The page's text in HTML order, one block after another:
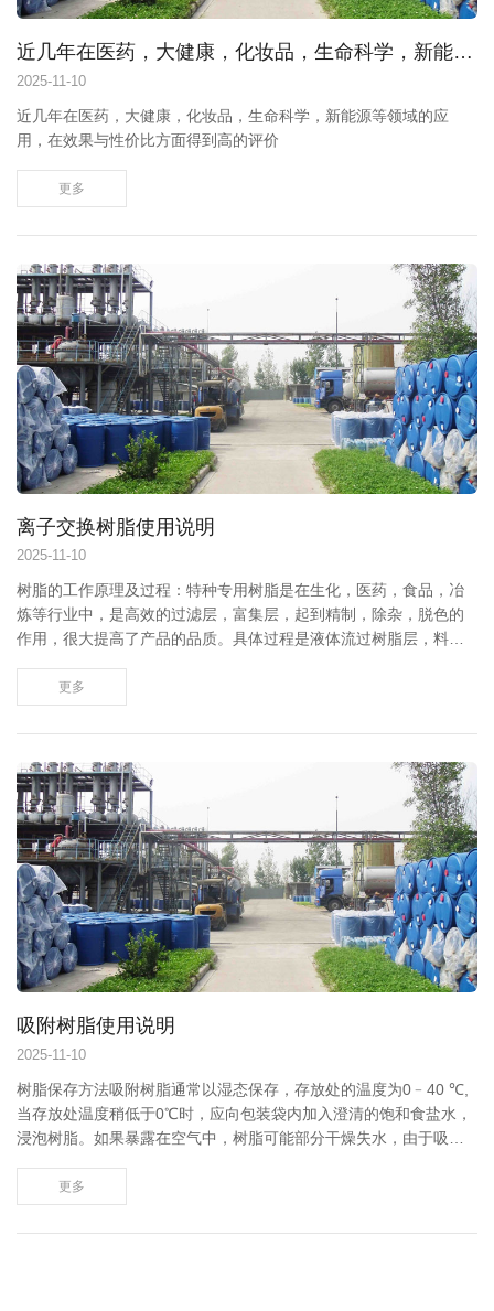
近几年在医药，大健康，化妆品，生命科学，新能源等领域的应用，在效果与性价比方面得到高的评价
2025-11-10
近几年在医药，大健康，化妆品，生命科学，新能源等领域的应
用，在效果与性价比方面得到高的评价
更多
离子交换树脂使用说明
2025-11-10
树脂的工作原理及过程：特种专用树脂是在生化，医药，食品，冶
炼等行业中，是高效的过滤层，富集层，起到精制，除杂，脱色的
作用，很大提高了产品的品质。具体过程是液体流过树脂层，料液
树脂保存方法离子交换树脂不能露天存放，存放处的温度为0﹣40
℃,当存放处温度稍低于0℃时，应向包装袋内加入澄清的饱和食盐
水，浸泡树脂。此外，当存放温度过高时，不但使树...
更多
吸附树脂使用说明
2025-11-10
树脂保存方法吸附树脂通常以湿态保存，存放处的温度为0﹣40 ℃,
当存放处温度稍低于0℃时，应向包装袋内加入澄清的饱和食盐水，
浸泡树脂。如果暴露在空气中，树脂可能部分干燥失水，由于吸附
树脂放在甲醇或其他水溶性的溶剂（如乙醇、丙酮）中充分浸泡，
待浸泡完全后，用水冲洗置换出甲醇。树脂预处理在吸附树脂的生
产过程中，一般均采用工业级原料，产品没有经过...
更多